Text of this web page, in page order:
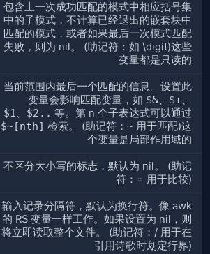
包含上一次成功匹配的模式中相应括号集
中的子模式，不计算已经退出的嵌套块中
匹配的模式，或者如果最后一次模式匹配
失败，则为 nil。 (助记符：如 \digit)这些
变量都是只读的
当前范围内最后一个匹配的信息。设置此
变量会影响匹配变量，如 $&、$+、
$1、$2.. 等。第 n 个子表达式可以通过
$~[nth] 检索。 (助记符： ~ 用于匹配)这
个变量是局部作用域的
不区分大小写的标志，默认为 nil。 (助记
符：= 用于比较)
输入记录分隔符，默认为换行符。像 awk
的 RS 变量一样工作。如果设置为 nil，则
将立即读取整个文件。 (助记符：/ 用于在
引用诗歌时划定行界)